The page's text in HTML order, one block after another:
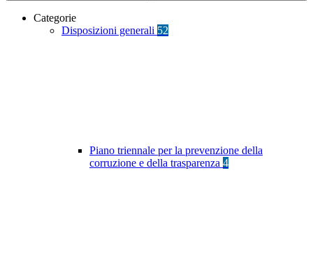
Categorie
Disposizioni generali 52
Piano triennale per la prevenzione della
corruzione e della trasparenza 4